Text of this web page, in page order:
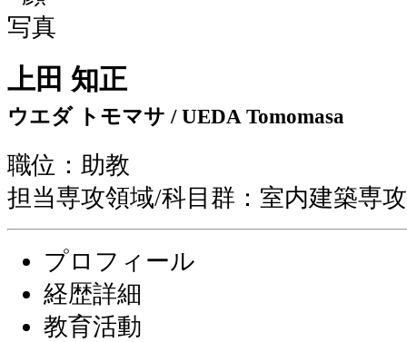
上田 知正
ウエダ トモマサ / UEDA Tomomasa
職位：助教
担当専攻領域/科目群：室内建築専
プロフィール
経歴詳細
教育活動